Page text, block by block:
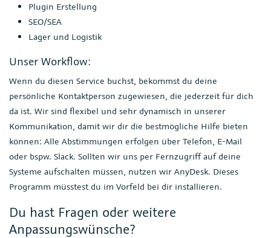
Plugin Erstellung
SEO/SEA
Lager und Logistik
Unser Workflow:
Wenn du diesen Service buchst, bekommst du deine
persönliche Kontaktperson zugewiesen, die jederzeit für dich
da ist. Wir sind flexibel und sehr dynamisch in unserer
Kommunikation, damit wir dir die bestmögliche Hilfe bieten
können: Alle Abstimmungen erfolgen über Telefon, E-Mail
oder bspw. Slack. Sollten wir uns per Fernzugriff auf deine
Systeme aufschalten müssen, nutzen wir AnyDesk. Dieses
Programm müsstest du im Vorfeld bei dir installieren.
Du hast Fragen oder weitere
Anpassungswünsche?